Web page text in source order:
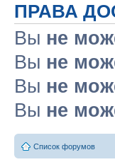
ПРАВА
Вы не
Вы не
Вы не
Вы не
Список форумов